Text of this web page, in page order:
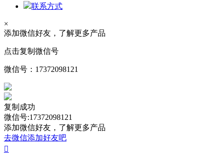
联系方式
×
添加微信好友，了解更多产品
点击复制微信号
微信号： 17372098121
复制成功
微信号:17372098121
添加微信好友，了解更多产品
去微信添加好友吧
